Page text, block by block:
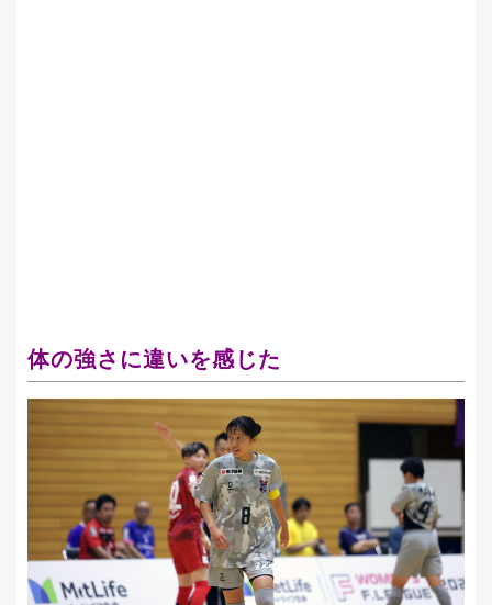
体の強さに違いを感じた